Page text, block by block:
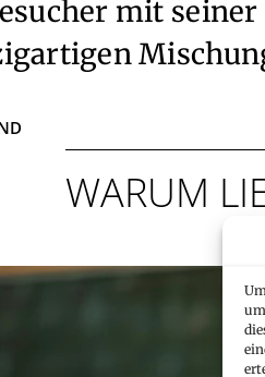
mit
WARUM